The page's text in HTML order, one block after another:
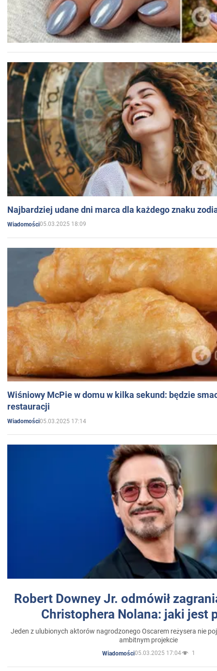
Najbardziej udane dni marca dla każdego znaku
Wiadomości05.03.2025 18:09
Wiśniowy McPie w domu w kilka sekund: będzie
restauracji
Wiadomości05.03.2025 17:14
Robert Downey Jr. odmówił
Christophera Nolana: jaki jest
Jeden z ulubionych aktorów nagrodzonego Oscarem reżysera nie
ambitnym projekcie
Wiadomości05.03.2025 17:04 1